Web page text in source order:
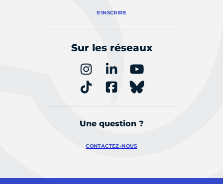
S'INSCRIRE
Sur les réseaux
Une question ?
CONTACTEZ-NOUS